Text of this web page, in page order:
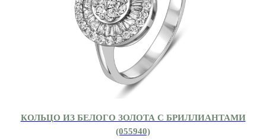
КОЛЬЦО ИЗ БЕЛОГО ЗОЛОТА С БРИЛЛИАНТАМИ
(055940)